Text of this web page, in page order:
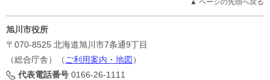
▲ ページの先頭へ戻る
旭川市役所
〒070-8525 北海道旭川市7条通9丁目
（総合庁舎）（ ご利用案内・地図 ）
代表電話番号 0166-26-1111